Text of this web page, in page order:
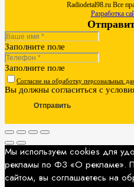
Radiodetal98.ru Все
Разработка
Заполните поле
Заполните поле
Согласие на обработку персональных
Вы должны согласиться с
Отправить
Мы используем cookies для
рекламы по ФЗ «О рекламе».
сайтом, вы соглашаетесь на